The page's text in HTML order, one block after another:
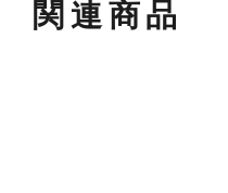
関連商品